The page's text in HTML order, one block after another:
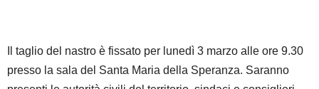
Il taglio del nastro è fissato per lunedì 3 marzo alle ore 9.30
presso la sala del Santa Maria della Speranza. Saranno